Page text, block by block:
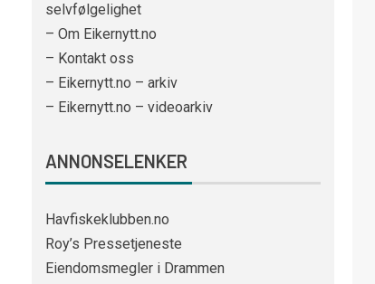
selvfølgelighet
– Om Eikernytt.no
– Kontakt oss
– Eikernytt.no – arkiv
– Eikernytt.no – videoarkiv
ANNONSELENKER
Havfiskeklubben.no
Roy’s Pressetjeneste
Eiendomsmegler i Drammen